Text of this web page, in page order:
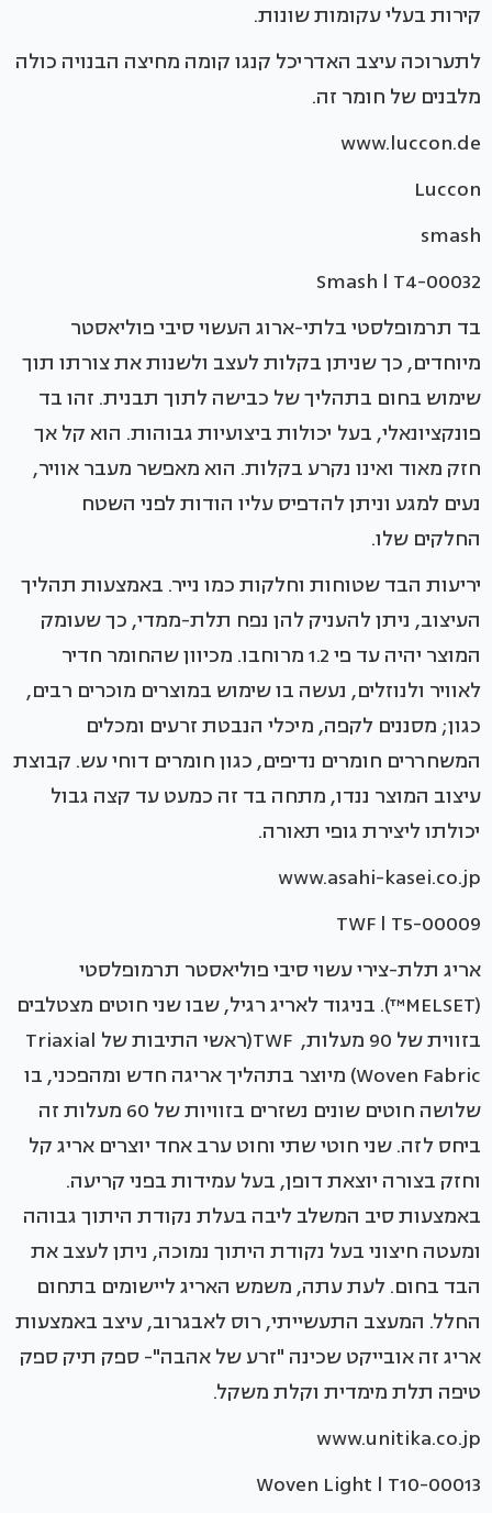
קירות בעלי עקומות שונות.
לתערוכה עיצב האדריכל קנגו קומה מחיצה הבנויה כולה
מלבנים של חומר זה.
www.luccon.de
Luccon
smash
Smash l T4-00032
בד תרמופלסטי בלתי-ארוג העשוי סיבי פוליאסטר
מיוחדים, כך שניתן בקלות לעצב ולשנות את צורתו תוך
שימוש בחום בתהליך של כבישה לתוך תבנית. זהו בד
פונקציונאלי, בעל יכולות ביצועיות גבוהות. הוא קל אך
חזק מאוד ואינו נקרע בקלות. הוא מאפשר מעבר אוויר,
נעים למגע וניתן להדפיס עליו הודות לפני השטח
החלקים שלו.
יריעות הבד שטוחות וחלקות כמו נייר. באמצעות תהליך
העיצוב, ניתן להעניק להן נפח תלת-ממדי, כך שעומק
המוצר יהיה עד פי 1.2 מרוחבו. מכיוון שהחומר חדיר
לאוויר ולנוזלים, נעשה בו שימוש במוצרים מוכרים רבים,
כגון; מסננים לקפה, מיכלי הנבטת זרעים ומכלים
המשחררים חומרים נדיפים, כגון חומרים דוחי עש. קבוצת
עיצוב המוצר ננדו, מתחה בד זה כמעט עד קצה גבול
יכולתו ליצירת גופי תאורה.
www.asahi-kasei.co.jp
TWF l T5-00009
אריג תלת-צירי עשוי סיבי פוליאסטר תרמופלסטי
(MELSET™). בניגוד לאריג רגיל, שבו שני חוטים מצטלבים
בזווית של 90 מעלות, TWF(ראשי התיבות של Triaxial
Woven Fabric) מיוצר בתהליך אריגה חדש ומהפכני, בו
שלושה חוטים שונים נשזרים בזוויות של 60 מעלות זה
ביחס לזה. שני חוטי שתי וחוט ערב אחד יוצרים אריג קל
וחזק בצורה יוצאת דופן, בעל עמידות בפני קריעה.
באמצעות סיב המשלב ליבה בעלת נקודת היתוך גבוהה
ומעטה חיצוני בעל נקודת היתוך נמוכה, ניתן לעצב את
הבד בחום. לעת עתה, משמש האריג ליישומים בתחום
החלל. המעצב התעשייתי, רוס לאבגרוב, עיצב באמצעות
אריג זה אובייקט שכינה "זרע של אהבה"- ספק תיק ספק
טיפה תלת מימדית וקלת משקל.
www.unitika.co.jp
Woven Light l T10-00013